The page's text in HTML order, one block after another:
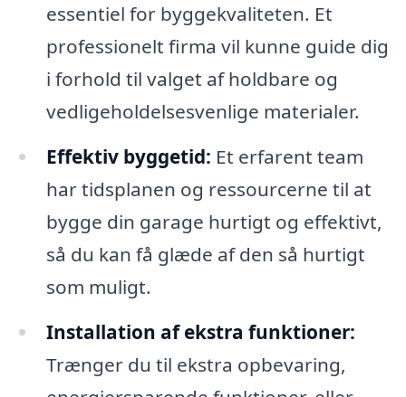
essentiel for byggekvaliteten. Et
professionelt firma vil kunne guide dig
i forhold til valget af holdbare og
vedligeholdelsesvenlige materialer.
Effektiv byggetid: Et erfarent team
har tidsplanen og ressourcerne til at
bygge din garage hurtigt og effektivt,
så du kan få glæde af den så hurtigt
som muligt.
Installation af ekstra funktioner:
Trænger du til ekstra opbevaring,